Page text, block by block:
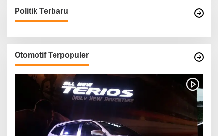
Politik Terbaru
Otomotif Terpopuler